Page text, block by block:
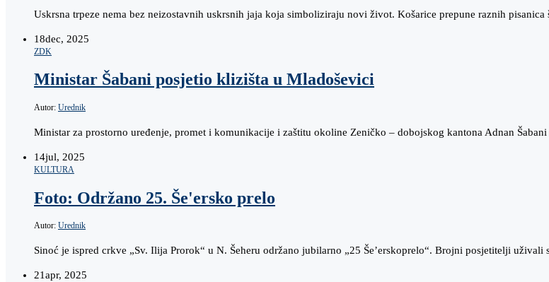
Uskrsna trpeze nema bez neizostavnih uskrsnih jaja koja simboliziraju novi život. Košarice prepune raznih
18dec, 2025
ZDK
Ministar Šabani posjetio klizišta u Mladoševici
Autor: Urednik
Ministar za prostorno uređenje, promet i komunikacije i zaštitu okoline Zeničko – dobojskog kantona Adnan
14jul, 2025
KULTURA
Foto: Održano 25. Še'ersko prelo
Autor: Urednik
Sinoć je ispred crkve „Sv. Ilija Prorok“ u N. Šeheru održano jubilarno „25 Še’erskoprelo“. Brojni posjetitelji
21apr, 2025